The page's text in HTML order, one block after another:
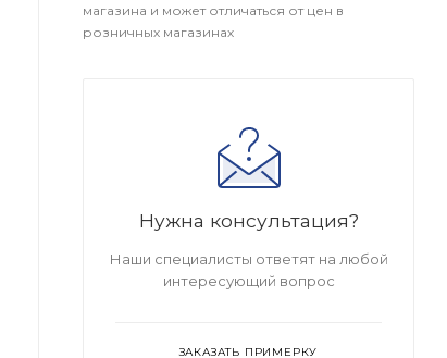
магазина и может отличаться от цен в
розничных магазинах
Нужна консультация?
Наши специалисты ответят на любой
интересующий вопрос
ЗАКАЗАТЬ ПРИМЕРКУ